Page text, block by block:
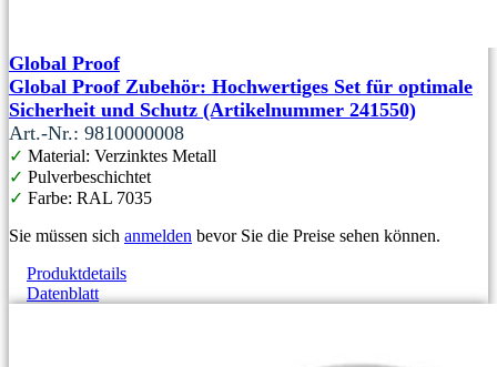
Global Proof
Global Proof Zubehör: Hochwertiges Set für optimale
Sicherheit und Schutz (Artikelnummer 241550)
Art.-Nr.: 9810000008
✓ Material: Verzinktes Metall
✓ Pulverbeschichtet
✓ Farbe: RAL 7035
Sie müssen sich anmelden bevor Sie die Preise sehen können.
Produktdetails
Datenblatt